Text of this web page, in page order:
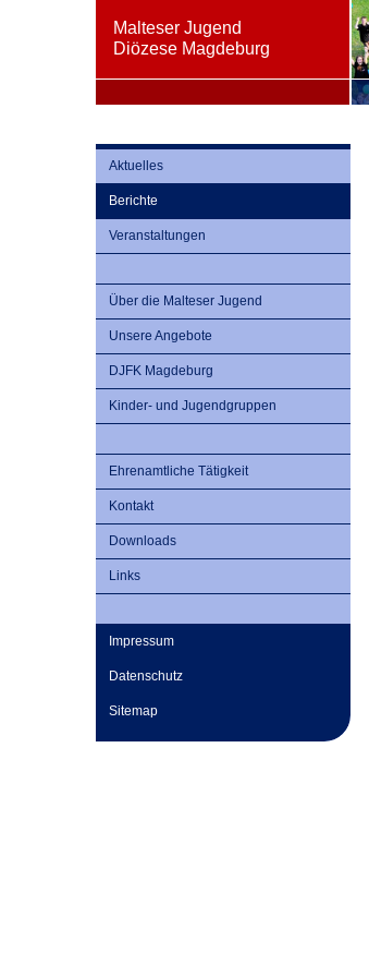
Malteser Jugend
Diözese Magdeburg
Aktuelles
Berichte
Veranstaltungen
Über die Malteser Jugend
Unsere Angebote
DJFK Magdeburg
Kinder- und Jugendgruppen
Ehrenamtliche Tätigkeit
Kontakt
Downloads
Links
Impressum
Datenschutz
Sitemap